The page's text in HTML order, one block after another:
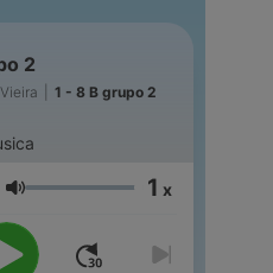
2
1 - 8 B grupo 2
Volume 1 x